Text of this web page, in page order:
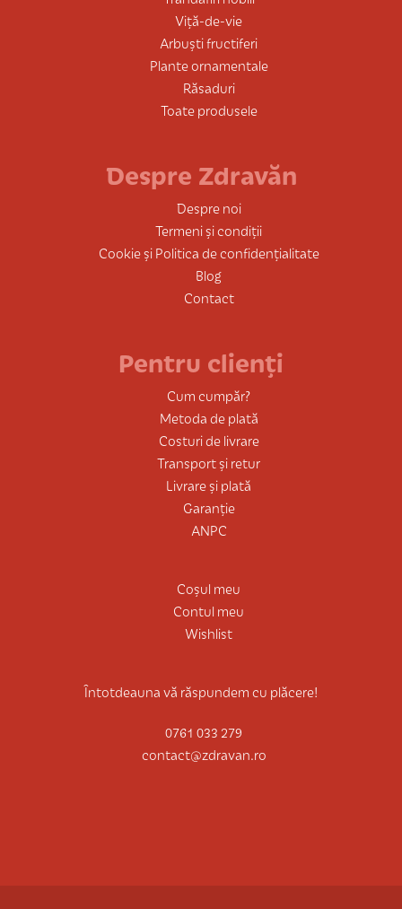
Viță-de-vie
Arbuști fructiferi
Plante ornamentale
Răsaduri
Toate produsele
Despre Zdravăn
Despre noi
Termeni și condiții
Cookie și Politica de confidențialitate
Blog
Contact
Pentru clienți
Cum cumpăr?
Metoda de plată
Costuri de livrare
Transport și retur
Livrare și plată
Garanție
ANPC
Coșul meu
Contul meu
Wishlist
Întotdeauna vă răspundem cu plăcere!
0761 033 279
contact@zdravan.ro